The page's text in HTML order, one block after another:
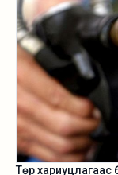
Төр хариуцлагаас